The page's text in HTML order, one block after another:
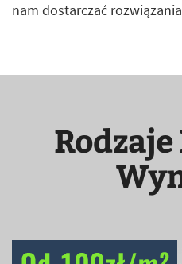
nam dostarczać